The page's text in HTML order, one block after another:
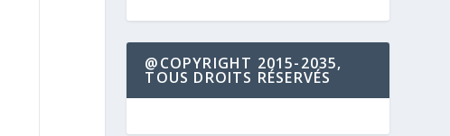
@COPYRIGHT 2015-2035,
TOUS DROITS RÉSERVÉS